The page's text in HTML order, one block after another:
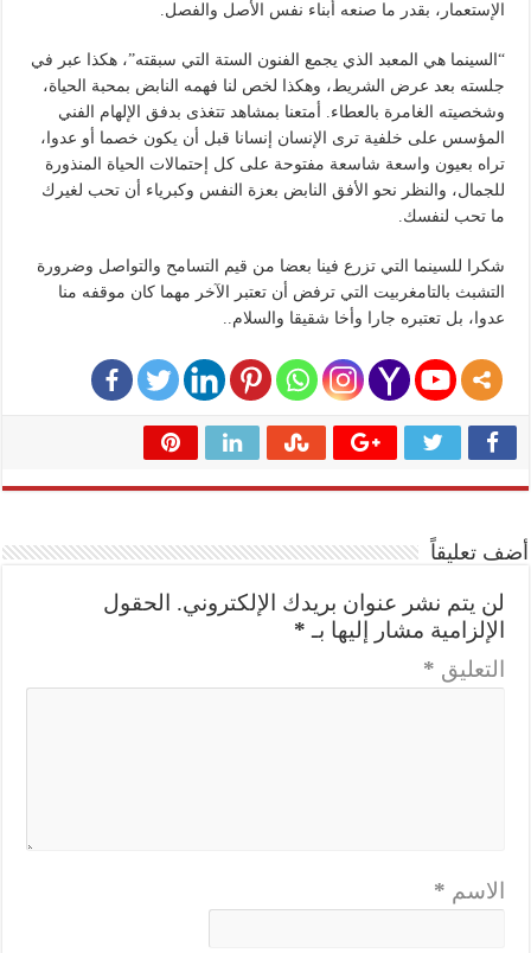
الإستعمار، بقدر ما صنعه أبناء نفس الأصل والفصل.
“السينما هي المعبد الذي يجمع الفنون الستة التي سبقته”، هكذا عبر في
جلسته بعد عرض الشريط، وهكذا لخص لنا فهمه النابض بمحبة الحياة،
وشخصيته الغامرة بالعطاء. أمتعنا بمشاهد تتغذى بدفق الإلهام الفني
المؤسس على خلفية ترى الإنسان إنسانا قبل أن يكون خصما أو عدوا،
تراه بعيون واسعة شاسعة مفتوحة على كل إحتمالات الحياة المنذورة
للجمال، والنظر نحو الأفق النابض بعزة النفس وكبرياء أن تحب لغيرك
ما تحب لنفسك.
شكرا للسينما التي تزرع فينا بعضا من قيم التسامح والتواصل وضرورة
التشبث بالتامغربيت التي ترفض أن تعتبر الآخر مهما كان موقفه منا
عدوا، بل تعتبره جارا وأخا شقيقا والسلام..
أضف تعليقاً
لن يتم نشر عنوان بريدك الإلكتروني.
الحقول
الإلزامية مشار إليها بـ *
التعليق *
الاسم *